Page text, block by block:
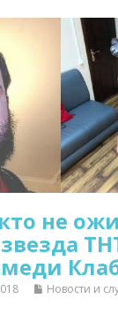
не
Новости и